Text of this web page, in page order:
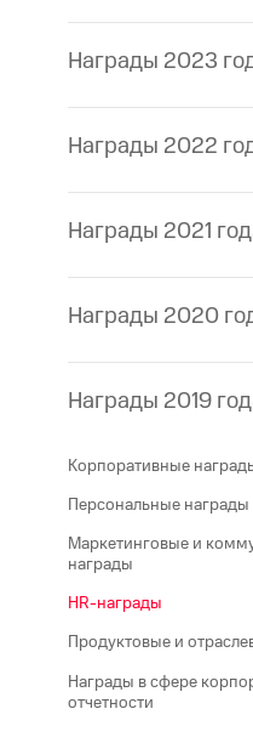
Награды 2023
Награды 2022
Награды 2021
Награды 2020
Награды 2019
Корпоративные
Персональные награды
Маркетинговые и
награды
HR-награды
Продуктовые и
Награды в сфере
отчетности